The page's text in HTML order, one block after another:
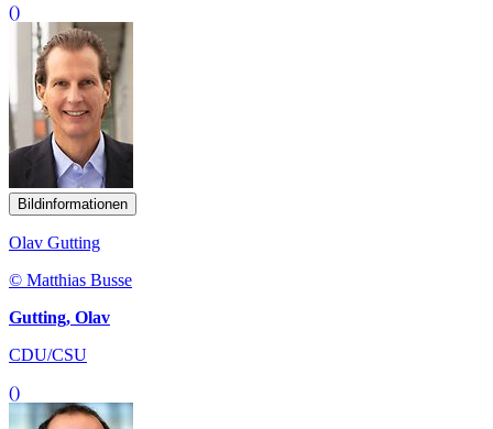
()
Bildinformationen
Olav Gutting
© Matthias Busse
Gutting, Olav
CDU/CSU
()